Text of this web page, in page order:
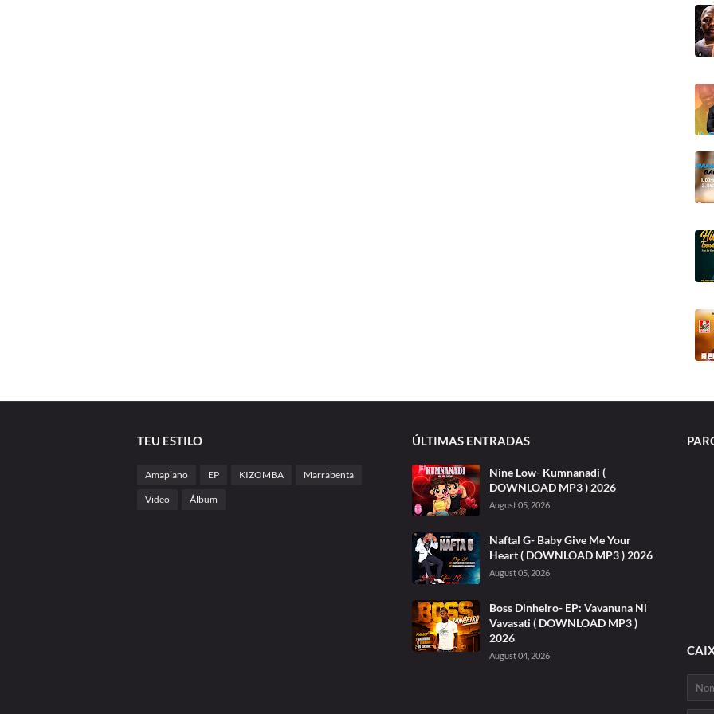
TEU ESTILO
Amapiano EP KIZOMBA Marrabenta
Video Álbum
ÚLTIMAS ENTRADAS
Nine Low- Kumnanadi (
DOWNLOAD MP3 ) 2026
August 05, 2026
Naftal G- Baby Give Me Your
Heart ( DOWNLOAD MP3 ) 2026
August 05, 2026
Boss Dinheiro- EP: Vavanuna Ni
Vavasati ( DOWNLOAD MP3 )
2026
August 04, 2026